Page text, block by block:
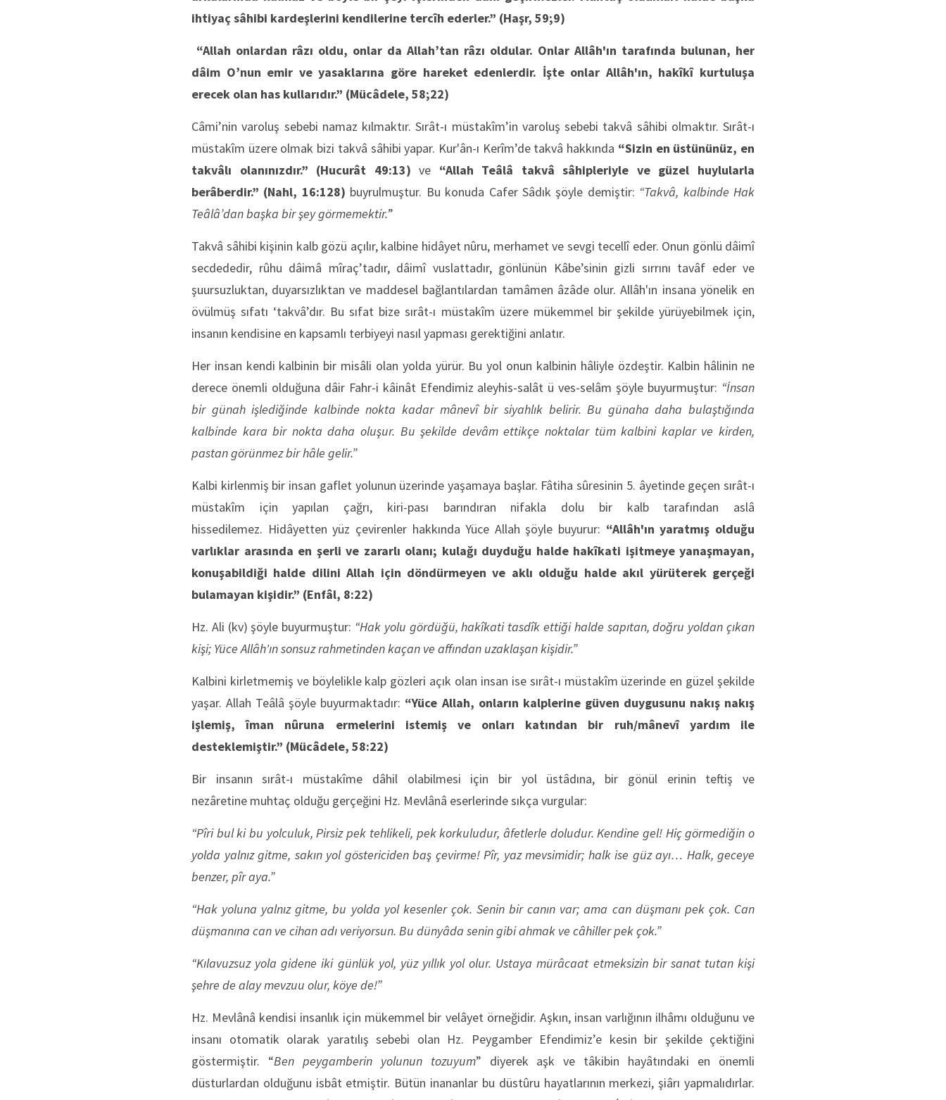
ihtiyaç sâhibi kardeşlerini kendilerine tercîh ederler.” (Haşr, 59;9)
“Allah onlardan râzı oldu, onlar da Allah’tan râzı oldular. Onlar Allâh'ın tarafında bulunan, her
dâim O’nun emir ve yasaklarına göre hareket edenlerdir. İşte onlar Allâh'ın, hakîkî kurtuluşa
erecek olan has kullarıdır.” (Mücâdele, 58;22)
Câmi’nin varoluş sebebi namaz kılmaktır. Sırât-ı müstakîm’in varoluş sebebi takvâ sâhibi olmaktır. Sırât-ı
müstakîm üzere olmak bizi takvâ sâhibi yapar. Kur'ân-ı Kerîm’de takvâ hakkında “Sizin en üstününüz, en
takvâlı olanınızdır.” (Hucurât 49:13) ve “Allah Teâlâ takvâ sâhipleriyle ve güzel huylularla
berâberdir.” (Nahl, 16:128) buyrulmuştur. Bu konuda Cafer Sâdık şöyle demiştir: “Takvâ, kalbinde Hak
Teâlâ’dan başka bir şey görmemektir.”
Takvâ sâhibi kişinin kalb gözü açılır, kalbine hidâyet nûru, merhamet ve sevgi tecellî eder. Onun gönlü dâimî
secdededir, rûhu dâimâ mîraç’tadır, dâimî vuslattadır, gönlünün Kâbe’sinin gizli sırrını tavâf eder ve
şuursuzluktan, duyarsızlıktan ve maddesel bağlantılardan tamâmen âzâde olur. Allâh'ın insana yönelik en
övülmüş sıfatı ‘takvâ’dır. Bu sıfat bize sırât-ı müstakîm üzere mükemmel bir şekilde yürüyebilmek için,
insanın kendisine en kapsamlı terbiyeyi nasıl yapması gerektiğini anlatır.
Her insan kendi kalbinin bir misâli olan yolda yürür. Bu yol onun kalbinin hâliyle özdeştir. Kalbin hâlinin ne
derece önemli olduğuna dâir Fahr-i kâinât Efendimiz aleyhis-salât ü ves-selâm şöyle buyurmuştur: “İnsan
bir günah işlediğinde kalbinde nokta kadar mânevî bir siyahlık belirir. Bu günaha daha bulaştığında
kalbinde kara bir nokta daha oluşur. Bu şekilde devâm ettikçe noktalar tüm kalbini kaplar ve kirden,
pastan görünmez bir hâle gelir.”
Kalbi kirlenmiş bir insan gaflet yolunun üzerinde yaşamaya başlar. Fâtiha sûresinin 5. âyetinde geçen sırât-ı
müstakîm için yapılan çağrı, kiri-pası barındıran nifakla dolu bir kalb tarafından aslâ
hissedilemez. Hidâyetten yüz çevirenler hakkında Yüce Allah şöyle buyurur: “Allâh'ın yaratmış olduğu
varlıklar arasında en şerli ve zararlı olanı; kulağı duyduğu halde hakîkati işitmeye yanaşmayan,
konuşabildiği halde dilini Allah için döndürmeyen ve aklı olduğu halde akıl yürüterek gerçeği
bulamayan kişidir.” (Enfâl, 8:22)
Hz. Ali (kv) şöyle buyurmuştur: “Hak yolu gördüğü, hakîkati tasdîk ettiği halde sapıtan, doğru yoldan çıkan
kişi; Yüce Allâh'ın sonsuz rahmetinden kaçan ve affından uzaklaşan kişidir.”
Kalbini kirletmemiş ve böylelikle kalp gözleri açık olan insan ise sırât-ı müstakîm üzerinde en güzel şekilde
yaşar. Allah Teâlâ şöyle buyurmaktadır: “Yüce Allah, onların kalplerine güven duygusunu nakış nakış
işlemiş, îman nûruna ermelerini istemiş ve onları katından bir ruh/mânevî yardım ile
desteklemiştir.” (Mücâdele, 58:22)
Bir insanın sırât-ı müstakîme dâhil olabilmesi için bir yol üstâdına, bir gönül erinin teftiş ve
nezâretine muhtaç olduğu gerçeğini Hz. Mevlânâ eserlerinde sıkça vurgular:
“Pîri bul ki bu yolculuk, Pirsiz pek tehlikeli, pek korkuludur, âfetlerle doludur. Kendine gel! Hiç görmediğin o
yolda yalnız gitme, sakın yol göstericiden baş çevirme! Pîr, yaz mevsimidir; halk ise güz ayı… Halk, geceye
benzer, pîr aya.”
“Hak yoluna yalnız gitme, bu yolda yol kesenler çok. Senin bir canın var; ama can düşmanı pek çok. Can
düşmanına can ve cihan adı veriyorsun. Bu dünyâda senin gibi ahmak ve câhiller pek çok.”
“Kılavuzsuz yola gidene iki günlük yol, yüz yıllık yol olur. Ustaya mürâcaat etmeksizin bir sanat tutan kişi
şehre de alay mevzuu olur, köye de!”
Hz. Mevlânâ kendisi insanlık için mükemmel bir velâyet örneğidir. Aşkın, insan varlığının ilhâmı olduğunu ve
insanı otomatik olarak yaratılış sebebi olan Hz. Peygamber Efendimiz’e kesin bir şekilde çektiğini
göstermiştir. “Ben peygamberin yolunun tozuyum” diyerek aşk ve tâkibin hayâtındaki en önemli
düsturlardan olduğunu isbât etmiştir. Bütün inananlar bu düstûru hayatlarının merkezi, şiârı yapmalıdırlar.